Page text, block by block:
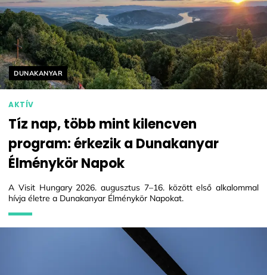
Helyszín címkék:
DUNAKANYAR
AKTÍV
Tíz nap, több mint kilencven
program: érkezik a Dunakanyar
Élménykör Napok
A Visit Hungary 2026. augusztus 7–16. között első alkalommal
hívja életre a Dunakanyar Élménykör Napokat.